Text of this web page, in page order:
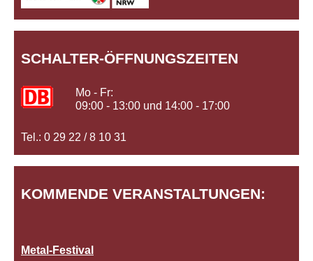
SCHALTER-ÖFFNUNGSZEITEN
Mo - Fr:
09:00 - 13:00 und 14:00 - 17:00
Tel.: 0 29 22 / 8 10 31
KOMMENDE VERANSTALTUNGEN:
Metal-Festival